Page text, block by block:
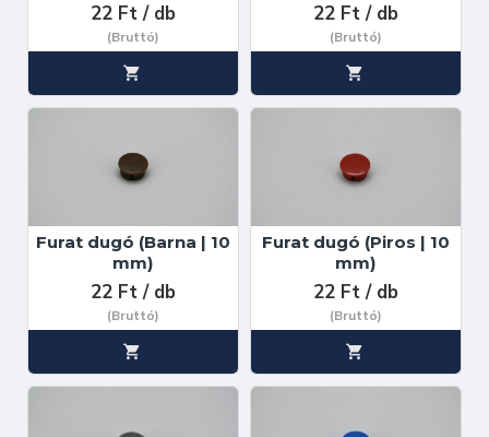
22 Ft / db
(Bruttó)
22 Ft / db
(Bruttó)
Furat dugó (Barna | 10
mm)
22 Ft / db
(Bruttó)
Furat dugó (Piros | 10
mm)
22 Ft / db
(Bruttó)